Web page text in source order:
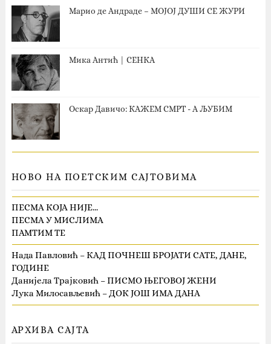
Марио де Андраде – МОЈОЈ ДУШИ СЕ ЖУРИ
Мика Антић | СЕНКА
Оскар Давичо‎: КАЖЕМ СМРТ - А ЉУБИМ
НОВО НА ПОЕТСКИМ САЈТОВИМА
ПЕСМА КОЈА НИЈЕ…
ПЕСМА У МИСЛИМА
ПАМТИМ ТЕ
Нада Павловић – КАД ПОЧНЕШ БРОЈАТИ САТЕ, ДАНЕ,
ГОДИНЕ
Данијела Трајковић – ПИСМО ЊЕГОВОЈ ЖЕНИ
Лука Милосављевић – ДОК ЈОШ ИМА ДАНА
АРХИВА САЈТА